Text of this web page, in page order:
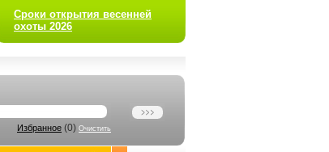
Сроки открытия весенней
охоты 2026
Избранное (0) Очистить